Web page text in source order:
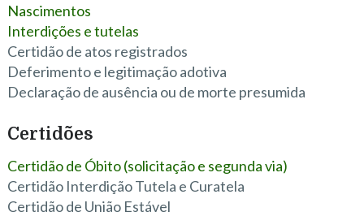
Nascimentos
Interdições e tutelas
Certidão de atos registrados
Deferimento e legitimação adotiva
Declaração de ausência ou de morte presumida
Certidões
Certidão de Óbito (solicitação e segunda via)
Certidão Interdição Tutela e Curatela
Certidão de União Estável